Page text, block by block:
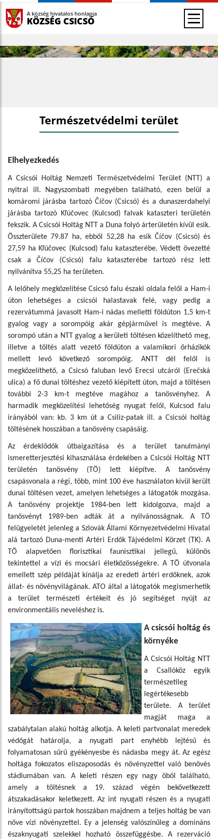
A község hivatalos honlapja
KÖZSÉG CSICSÓ
Természetvédelmi terület
Elhelyezkedés
A Csicsói Holtág Nemzeti Természetvédelmi Terület (NTT) a
nyitrai ill. Nagyszombati megyében található, ezen belül a
komáromi járásba tartozó Číčov (Csicsó) és a dunaszerdahelyi
járásba tartozó Kľúčovec (Kulcsod) falvak kataszteri területén
fekszik. A Csicsói Holtág NTT a Duna folyó árterületén kívül esik.
Összterülete 79.87 ha, ebből 52,28 ha esik Číčov (Csicsó) és
27,59 ha Kľúčovec (Kulcsod) falu kataszterébe. Védett övezetté
csak a Číčov (Csicsó) falu kataszterébe tartozó rész lett
nyilvánítva 55,25 ha területen.
A lelőhely megközelítése Csicsó falu északi oldala felől a Ham-i
úton lehetséges a csicsói halastavak felé, vagy pedig a
rezervátummá javasolt Ham-i nádas melletti földúton 1,5 km-t
gyalog vagy a sorompóig akár gépjárművel is megtéve. A
sorompó után a NTT gyalog a kerületi töltésen közelíthető meg,
illetve a töltés alatt vezető földúton a valamikori őrházikók
mellett levő következő sorompóig. ANTT dél felől is
megközelíthető, a Csicsó faluban levő Erecsi utcáról (Erečská
ulica) a fő dunai töltéshez vezető kiépített úton, majd a töltésen
további 2-3 km-t megtéve magához a tanösvényhez. A
harmadik megközelítési lehetőség nyugat felől, Kulcsod falu
irányából van: kb. 3 km út a Csiliz-patak ill. a Csicsói holtág
töltésének hosszában a tanösvény csapásáig.
Az érdeklődők útbaigazítása és a terület tanulmányi
ismeretterjesztési kihasználása érdekében a Csicsói Holtág NTT
területén tanösvény (TÖ) lett kiépítve. A tanösvény
csapásvonala a régi, több, mint 100 éve használaton kívül került
dunai töltésen vezet, amelyen lehetséges a látogatók mozgása.
A tanösvény projektje 1984-ben lett kidolgozva, majd a
tanösvényt 1989-ben adták át a nyilvánosságnak. A TÖ
felügyeletét jelenleg a Szlovák Állami Környezetvédelmi Hivatal
alá tartozó Duna-menti Artéri Erdők Tájvédelmi Körzet (TK). A
TÖ alapvetően florisztikai faunisztikai jellegű, különös
tekintettel a vízi és mocsári életközösségekre. A TÖ útvonala
emellett szép példáját kínálja az eredeti ártéri erdőknek, azok
állat- és növényvilágának. ATO által a látogatók megismerhetik
a terület természeti értékeit és jó segítséget nyújt az
environmentális neveléshez is.
A csicsói holtág és
környéke
A Csicsói Holtág NTT
a Csallóköz egyik
természetileg
legértékesebb
területe. A terület
magját maga a
szabálytalan alakú holtág alkotja. A keleti partvonalat meredek
védőgát határolja, a nyugati part enyhébb lejtésű és
folyamatosan sűrű gyékényesbe és nádasba megy át. Az egész
holtága fokozatos eliszaposodás és növényzettel való benövés
stádiumában van. A keleti részen egy nagy öböl található,
amely a töltésnek a 19. század végén bekövetkezett
átszakadásakor keletkezett. Az int nyugati részen és a nyugati
irányítottságú partok hosszában majdnem a teljes holtág be van
nőve vízi növényzettel. Ey a jelenség valószínűleg a domináns
északnyugati szelekkel hozható összefüggésbe. A rezerváció